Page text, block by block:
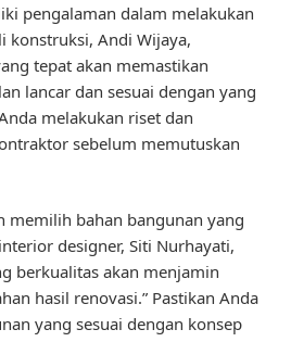
pengalaman dalam melakukan
konstruksi, Andi Wijaya,
tepat akan memastikan
lancar dan sesuai dengan yang
melakukan riset dan
sebelum memutuskan
memilih bahan bangunan yang
designer, Siti Nurhayati,
berkualitas akan menjamin
hasil renovasi.” Pastikan Anda
yang sesuai dengan konsep